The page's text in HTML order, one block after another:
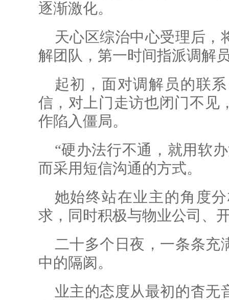
逐渐激化。
天心区综治中心受理后，
解团队，第一时间指派调解
起初，面对调解员的联
信，对上门走访也闭门不见
作陷入僵局。
“硬办法行不通，就用软
而采用短信沟通的方式。
她始终站在业主的角度
求，同时积极与物业公司、
二十多个日夜，一条条充
中的隔阂。
业主的态度从最初的杳无